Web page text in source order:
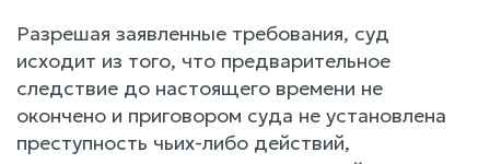
Разрешая заявленные требования, суд
исходит из того, что предварительное
следствие до настоящего времени не
окончено и приговором суда не установлена
преступность чьих-либо действий,